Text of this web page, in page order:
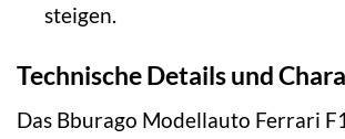
steigen.
Technische Details und
Das Bburago Modellauto Ferrari